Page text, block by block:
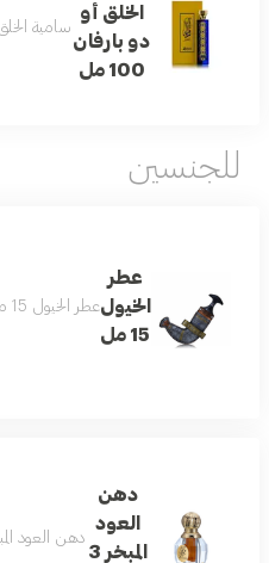
الخلق أو
دو بارفان
100 مل
سامية
للجنسين
عطر
الخيول
15 مل
عطر الخيول 15 مل من أصغر علي هو عطر رائع، تم وضعه في زجاجة مذهلة على شكل سيف. يأتي العطر برائحة المسك الحار
دهن
العود
المبخر 3
دهن العود المبخر 3 مل، عطر ترابي آسر، قوي، دافئ، وطويل الأمد من الروائح الحلوة والخشبية